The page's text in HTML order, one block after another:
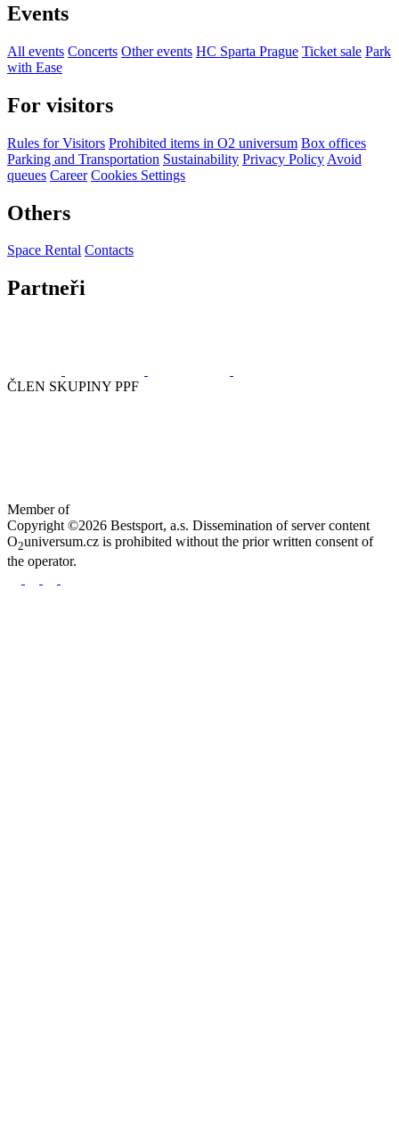
Events
All events Concerts Other events HC Sparta Prague Ticket sale Park
with Ease
For visitors
Rules for Visitors Prohibited items in O2 universum Box offices
Parking and Transportation Sustainability Privacy Policy Avoid
queues Career Cookies Settings
Others
Space Rental Contacts
Partneři
ČLEN SKUPINY PPF
Member of
Copyright ©2026 Bestsport, a.s. Dissemination of server content
O2universum.cz is prohibited without the prior written consent of
the operator.